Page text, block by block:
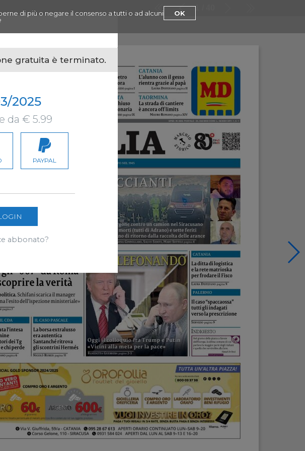
di più o negare il consenso a tutti o ad alcuni
OK
1
gratuita è terminato.
2025
da € 5.99
PAYPAL
abbonato?